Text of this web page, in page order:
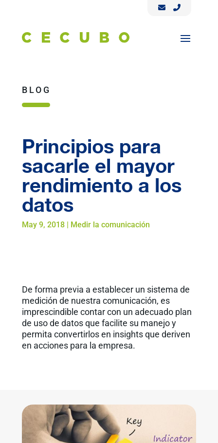
BLOG
Principios para
sacarle el mayor
rendimiento a los
datos
May 9, 2018| Medir la comunicación
De forma previa a establecer un sistema de
medición de nuestra comunicación, es
imprescindible contar con un adecuado plan
de uso de datos que facilite su manejo y
permita convertirlos en insights que deriven
en acciones para la empresa.